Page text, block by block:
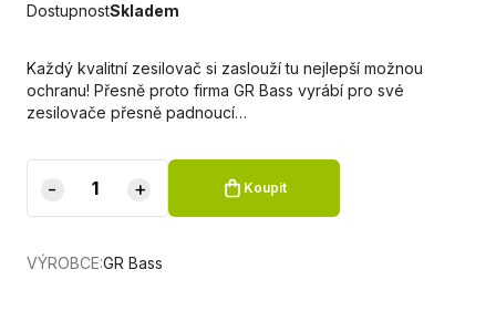
DostupnostSkladem
Každý kvalitní zesilovač si zaslouží tu nejlepší možnou
ochranu! Přesně proto firma GR Bass vyrábí pro své
zesilovače přesně padnoucí…
- + Koupit
VÝROBCE:GR Bass